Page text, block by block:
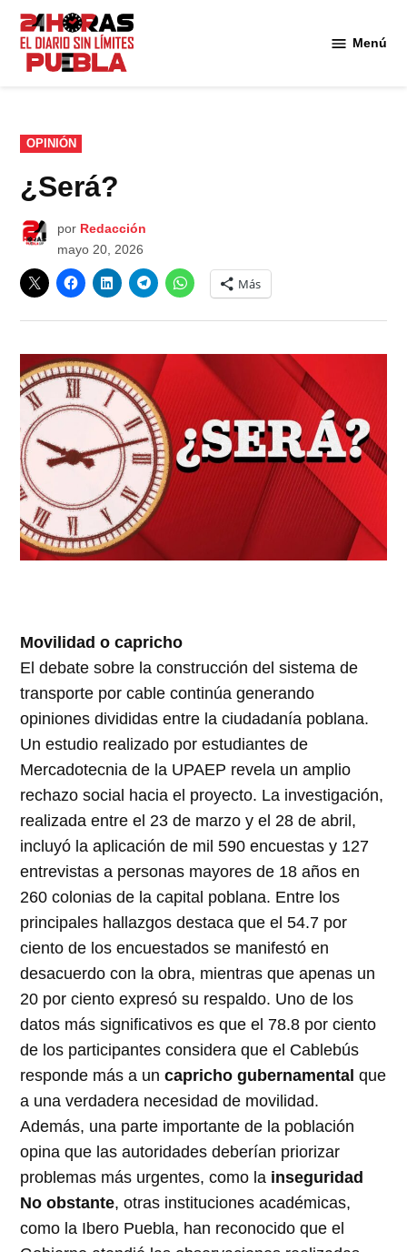
Saltar
contenido
Menú
PUBLICADO
EN
OPINIÓN
¿Será?
por Redacción
mayo 20, 2026
Más
Movilidad o capricho
El debate sobre la construcción del sistema de
transporte por cable continúa generando
opiniones divididas entre la ciudadanía poblana.
Un estudio realizado por estudiantes de
Mercadotecnia de la UPAEP revela un amplio
rechazo social hacia el proyecto. La investigación,
realizada entre el 23 de marzo y el 28 de abril,
incluyó la aplicación de mil 590 encuestas y 127
entrevistas a personas mayores de 18 años en
260 colonias de la capital poblana. Entre los
principales hallazgos destaca que el 54.7 por
ciento de los encuestados se manifestó en
desacuerdo con la obra, mientras que apenas un
20 por ciento expresó su respaldo. Uno de los
datos más significativos es que el 78.8 por ciento
de los participantes considera que el Cablebús
responde más a uncapricho gubernamental que
a una verdadera necesidad de movilidad.
Además, una parte importante de la población
opina que las autoridades deberían priorizar
problemas más urgentes, como la inseguridad
No obstante, otras instituciones académicas,
como la Ibero Puebla, han reconocido que el